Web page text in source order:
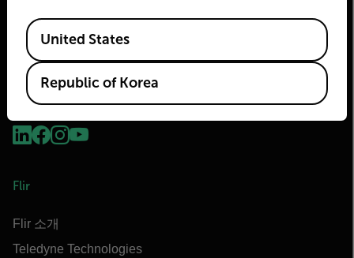
Flir
Flir 소개
Teledyne Technologies
Available Locations
United States
Republic of Korea